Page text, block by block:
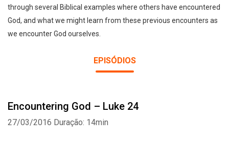
through several Biblical examples where others have encountered
God, and what we might learn from these previous encounters as
we encounter God ourselves.
EPISÓDIOS
Encountering God – Luke 24
27/03/2016 Duração: 14min